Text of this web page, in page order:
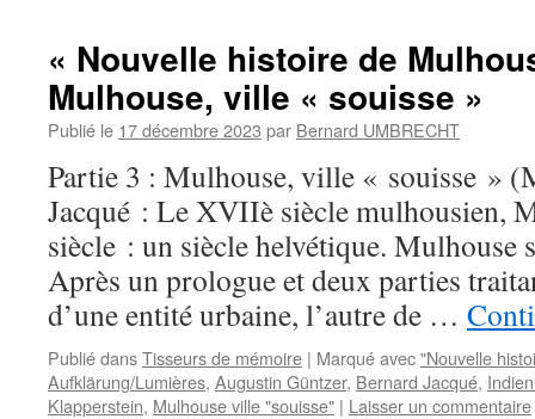
« Nouvelle histoire de
Mulhouse, ville « souisse »
Publié le 17 décembre 2023 par Bernard UMBRECHT
Partie 3 : Mulhouse, ville « souisse »
Jacqué : Le XVIIè siècle mulhousien,
siècle : un siècle helvétique. Mulhouse
Après un prologue et deux parties
d’une entité urbaine, l’autre de …
Publié dansTisseurs de mémoire | Marqué avec"Nouvelle
Aufklärung/Lumières, Augustin Güntzer, Bernard Jacqué,
Klapperstein, Mulhouse ville "souisse" | Laisser un commentaire